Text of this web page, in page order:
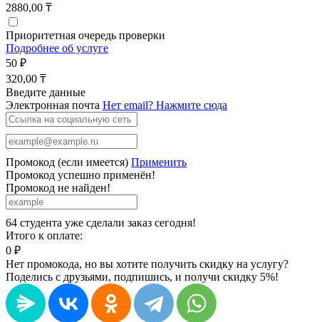
2880,00 ₸
Приоритетная очередь проверки
Подробнее об услуге
50 ₽
320,00 ₸
Введите данные
Электронная почта Нет email? Нажмите сюда
Промокод (если имеется) Применить
Промокод успешно применён!
Промокод не найден!
64 студента уже сделали заказ сегодня!
Итого к оплате:
0 ₽
Нет промокода, но вы хотите получить скидку на услугу?
Поделись с друзьями, подпишись, и получи скидку 5%!